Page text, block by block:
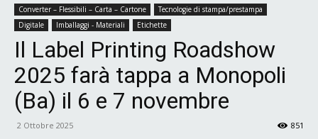
Converter – Flessibili – Carta – Cartone
Tecnologie di stampa/prestampa
Digitale
Imballaggi - Materiali Etichette
Il Label Printing Roadshow
2025 farà tappa a Monopoli
(Ba) il 6 e 7 novembre
2 Ottobre 2025 851